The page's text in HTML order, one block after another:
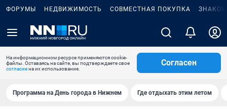
ФОРУМЫ НЕДВИЖИМОСТЬ СОВМЕСТНАЯ ПОКУПКА
На информационном ресурсе применяются cookie-
файлы. Оставаясь на сайте, вы подтверждаете свое
согласиена их использование.
Согласен
Программа на День города в Нижнем Где отдыхать этим летом